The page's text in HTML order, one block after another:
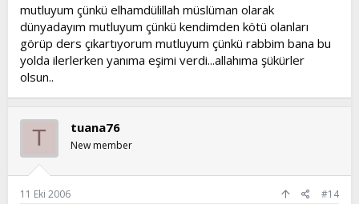
mutluyum çünkü elhamdülillah müslüman olarak
dünyadayım mutluyum çünkü kendimden kötü olanları
görüp ders çıkartıyorum mutluyum çünkü rabbim bana bu
yolda ilerlerken yanıma eşimi verdi...allahıma şükürler
olsun..
T tuana76
New member
11 Eki 2006 #14